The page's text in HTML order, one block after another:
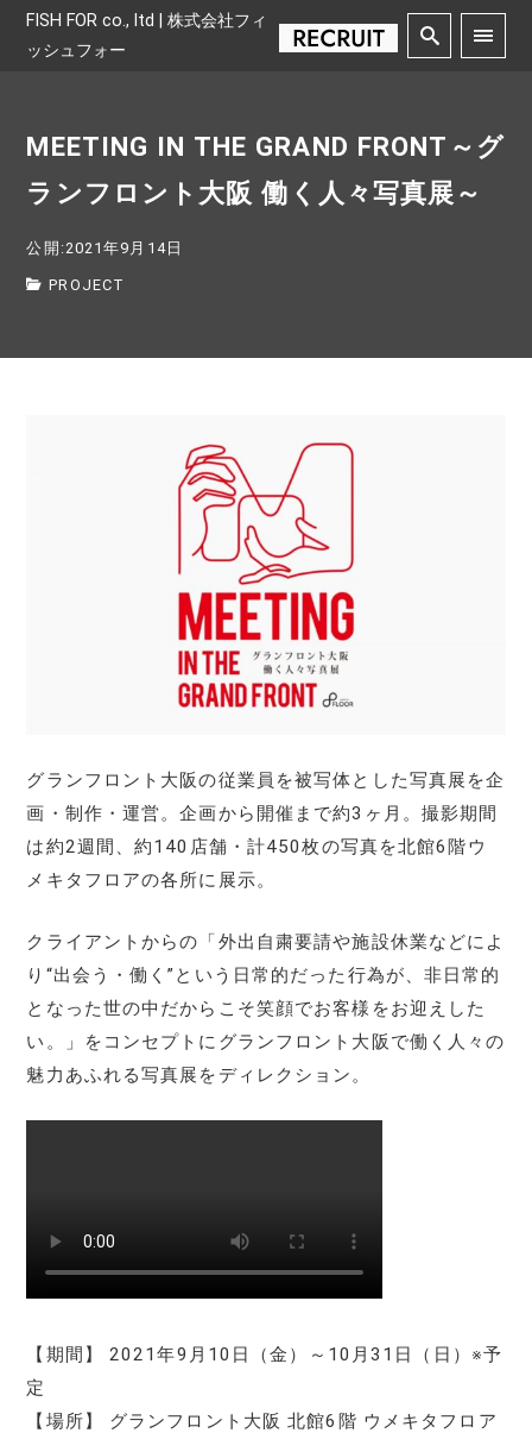
FISH FOR co., ltd | 株式会社フィ
ッシュフォー
MEETING IN THE GRAND FRONT～グ
ランフロント大阪 働く人々写真展～
公開:2021年9月14日
PROJECT
グランフロント大阪の従業員を被写体とした写真展を企
画・制作・運営。企画から開催まで約3ヶ月。撮影期間
は約2週間、約140店舗・計450枚の写真を北館6階ウ
メキタフロアの各所に展示。
クライアントからの「外出自粛要請や施設休業などによ
り“出会う・働く”という日常的だった行為が、非日常的
となった世の中だからこそ笑顔でお客様をお迎えした
い。」をコンセプトにグランフロント大阪で働く人々の
魅力あふれる写真展をディレクション。
【期間】 2021年9月10日（金）～10月31日（日）※予
定
【場所】 グランフロント大阪 北館6階 ウメキタフロア